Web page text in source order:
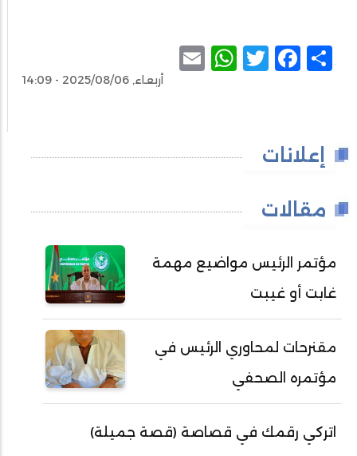
Share
Facebook
Twitter
WhatsApp
أربعاء, 2025/08/06 - 14:09
إعلانات
مقالات
مؤتمر الرئيس مواضيع مهمة
غابت أو غيبت
مقنرحات لمحاوري الرئيس في
مؤتمره الصحفي
اتركي رقمك في قصاصة (قصة جميلة)